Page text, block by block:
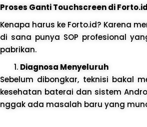
Proses Ganti Touchscreen di
Kenapa harus ke Forto.id? Karena
di sana punya SOP profesional
pabrikan.
Diagnosa Menyeluruh
Sebelum dibongkar, teknisi bakal
kesehatan baterai dan sistem
nggak ada masalah baru yang